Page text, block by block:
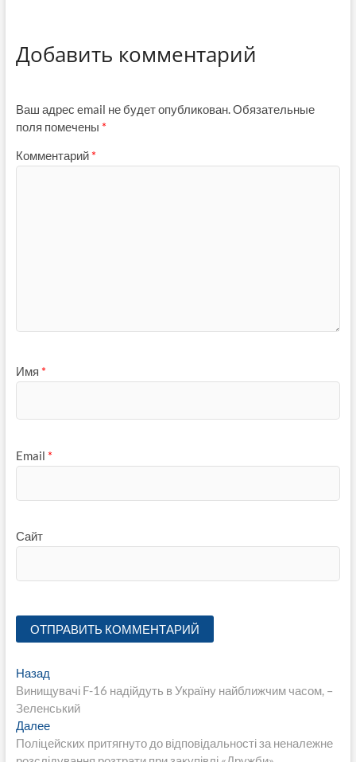
Добавить комментарий
Ваш адрес email не будет опубликован.Обязательные
поля помечены *
Комментарий *
Имя *
Email *
Сайт
Навигация
по
записям
НазадПредыдущая
запись:
Винищувачі F-16 надійдуть в Україну найближчим часом, –
Зеленський
ДалееСледующая
запись:
Поліцейских притягнуто до відповідальності за неналежне